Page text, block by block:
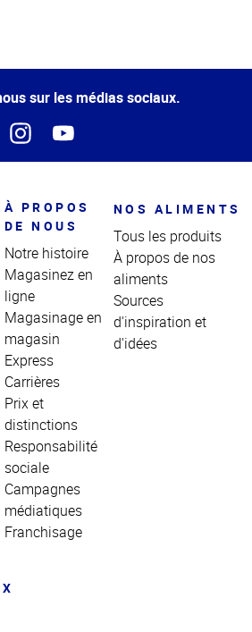
sur les médias sociaux.
À PROPOS
DE NOUS
Notre histoire
Magasinez en
ligne
Magasinage en
magasin
Express
Carrières
Prix et
distinctions
Responsabilité
sociale
Campagnes
médiatiques
Franchisage
NOS ALIMENTS
Tous les produits
À propos de nos
aliments
Sources
d'inspiration et
d'idées